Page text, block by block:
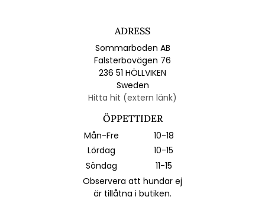
ADRESS
Sommarboden AB
Falsterbovägen 76
236 51 HÖLLVIKEN
Sweden
Hitta hit (extern länk)
ÖPPETTIDER
Mån-Fre
10-18
Lördag
10-15
Söndag
11-15
Observera att hundar ej
är tillåtna i butiken.